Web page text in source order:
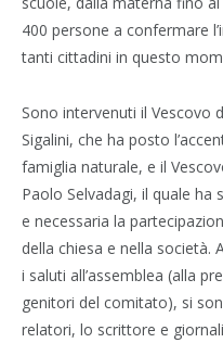
400 persone a confermare
tanti cittadini in questo
Sono intervenuti il Vescovo
Sigalini, che ha posto
famiglia naturale, e il
Paolo Selvadagi, il quale
e necessaria la
della chiesa e nella società.
i saluti all’assemblea (alla
genitori del comitato), si
relatori, lo scrittore e